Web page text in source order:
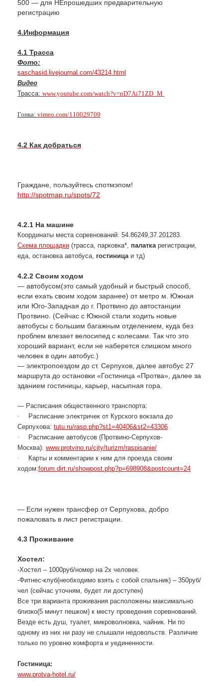
500 — для НЕпрошедших предварительную
регистрацию
4.Информация
4.1 Трасса
Фото:
saschasid.livejournal.com/43214.html
Видео
Трасса: www.youtube.com/watch?v=nD7Ai71ZD_M
Гонка: vimeo.com/110029709
4.2 Как добраться
Граждане, пользуйтесь спотмэпом!
http://spotmap.ru/spots/72
4.2.1 На машине
Координаты места соревнований: 54.86249,37.201283.
Схема площадки (трасса, парковка*, палаткарегистрации,
еда, остановка автобуса, гостиницаи тд)
4.2.2 Своим ходом
— автобусом(это самый удобный и быстрый способ,
если ехать своим ходом заранее) от метро м. Южная
или Юго-Западная до г. Протвино до автостанции
Протвино. (Сейчас с Южной стали ходить новые
автобусы с большим багажным отделением, куда без
проблем влезает велосипед с колесами. Так что это
хороший вариант, если не наберется слишком много
человек в один автобус.)
— электропоездом до ст. Серпухов, далее автобус 27
маршрута до остановки «Гостиница «Протва», далее за
зданием гостиницы, карьер, насыпная гора.
— Расписания общественного транспорта:
·
Расписание электричек от Курского вокзала до
Серпухова: tutu.ru/rasp.php?st1=40406&st2=43306
·
Расписание автобусов (Протвино-Серпухов-
Москва): www.protvino.ru/city/turizm/raspisanie/
·
Карты и комментарии к ним для проезда своим
ходом:forum.dirt.ru/showpost.php?p=698908&postcount=24
— Если нужен трансфер от Серпухова, добро
пожаловать в лист регистрации.
4.3 Проживание
Хостел:
-Хостел – 1000руб/номер на 2х человек.
-Фитнес-клуб(необходимо взять с собой спальник) – 350руб/
чел (сейчас уточням, будет ли доступен)
Все три варианта проживания расположены максимально
близко(5 минут пешком) к месту проведения соревнований.
Везде есть душ, туалет, микроволновка, чайник. Ни по
одному из них ни разу не слышали недовольств. Различие
только по уровню комфорта и уединенности.
Гостиница:
www.protva-hotel.ru/